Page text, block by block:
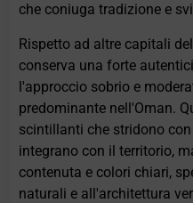
che coniuga tradizione e
Rispetto ad altre capitali
conserva una forte
l'approccio sobrio e
predominante nell'Oman.
scintillanti che stridono
integrano con il territorio,
contenuta e colori chiari,
naturali e all'architettura